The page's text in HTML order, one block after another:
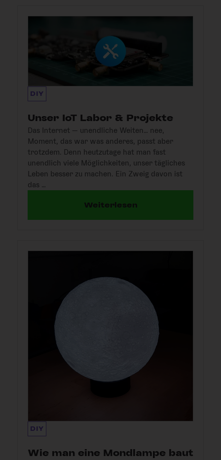
DIY
Unser IoT Labor & Projekte
Das Internet — unendliche Weiten… nee,
Moment, das war was anderes, passt aber
trotzdem. Denn heutzutage hat man fast
unendlich viele Möglichkeiten, unser tägliches
Leben besser zu machen. Ein Zweig davon ist
das …
Weiterlesen
DIY
Wie man eine Mondlampe baut